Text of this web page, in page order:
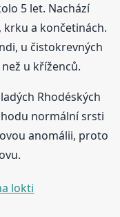
5 let. Nachází
krku a končetinách.
u čistokrevných
u kříženců.
Rhodéských
normální srsti
anomálii, proto
lokti